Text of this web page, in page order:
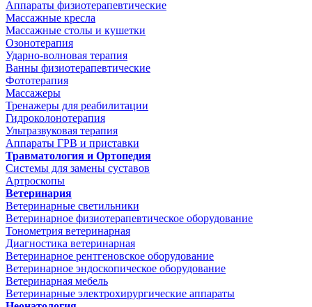
Аппараты физиотерапевтические
Массажные кресла
Массажные столы и кушетки
Озонотерапия
Ударно-волновая терапия
Ванны физиотерапевтические
Фототерапия
Массажеры
Тренажеры для реабилитации
Гидроколонотерапия
Ультразвуковая терапия
Аппараты ГРВ и приставки
Травматология и Ортопедия
Системы для замены суставов
Артроскопы
Ветеринария
Ветеринарные светильники
Ветеринарное физиотерапевтическое оборудование
Тонометрия ветеринарная
Диагностика ветеринарная
Ветеринарное рентгеновское оборудование
Ветеринарное эндоскопическое оборудование
Ветеринарная мебель
Ветеринарные электрохирургические аппараты